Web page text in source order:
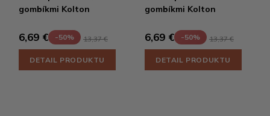
gombíkmi Kolton
6,69 € -50% 13,37 €
DETAIL PRODUKTU
gombíkmi Kolton
6,69 € -50% 13,37 €
DETAIL PRODUKTU